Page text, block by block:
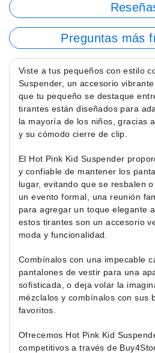
Preguntas más
Viste a tus pequeños con estilo
Suspender, un accesorio
que tu pequeño se destaque
tirantes están diseñados para
la mayoría de los niños, gracias
y su cómodo cierre de clip.
El Hot Pink Kid Suspender
y confiable de mantener los
lugar, evitando que se resbalen
un evento formal, una reunión
para agregar un toque elegante
estos tirantes son un accesorio
moda y funcionalidad.
Combínalos con una impecable
pantalones de vestir para una
sofisticada, o deja volar la
mézclalos y combínalos con sus
favoritos.
Ofrecemos Hot Pink Kid
competitivos a través de